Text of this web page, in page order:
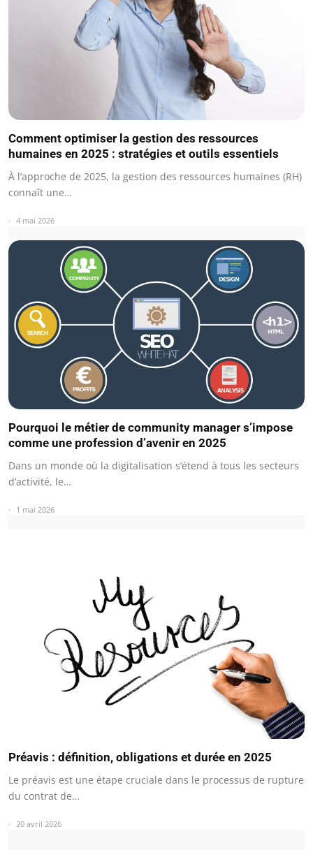
Comment optimiser la gestion des ressources
humaines en 2025 : stratégies et outils essentiels
À l’approche de 2025, la gestion des ressources humaines (RH)
connaît une…
4 mai 2026
Pourquoi le métier de community manager s’impose
comme une profession d’avenir en 2025
Dans un monde où la digitalisation s’étend à tous les secteurs
d’activité, le…
1 mai 2026
Préavis : définition, obligations et durée en 2025
Le préavis est une étape cruciale dans le processus de rupture
du contrat de…
20 avril 2026